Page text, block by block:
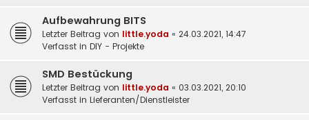
Aufbewahrung BITS
Letzter Beitrag von little.yoda « 24.03.2021, 14:47
Verfasst in DIY - Projekte
SMD Bestückung
Letzter Beitrag von little.yoda « 03.03.2021, 20:10
Verfasst in Lieferanten/Dienstleister